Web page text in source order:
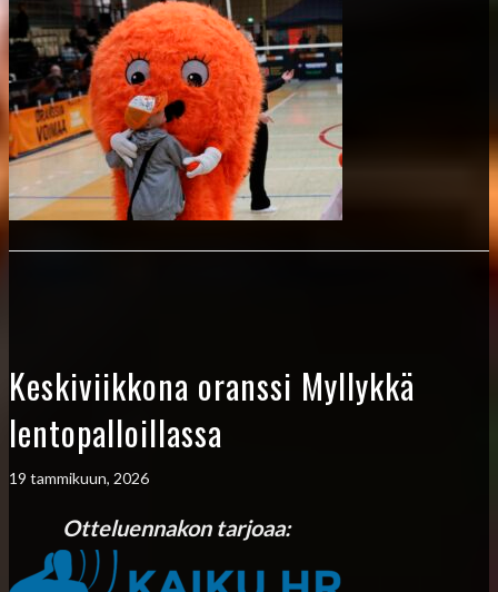
Keskiviikkona oranssi Myllykkä
lentopalloillassa
19 tammikuun, 2026
Otteluennakon tarjoaa: